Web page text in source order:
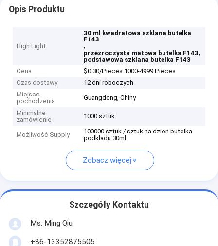
Opis Produktu
High Light
30 ml kwadratowa szklana butelka
F143
,
przezroczysta matowa butelka F143,
podstawowa szklana butelka F143
Cena
$0.30/Pieces 1000-4999 Pieces
Czas dostawy
12 dni roboczych
Miejsce
pochodzenia
Guangdong, Chiny
Minimalne
zamówienie
1000 sztuk
Możliwość Supply
100000 sztuk / sztuk na dzień butelka
podkładu 30ml
Zobacz więcej
Szczegóły Kontaktu
Ms. Ming Qiu
+86-13352875505